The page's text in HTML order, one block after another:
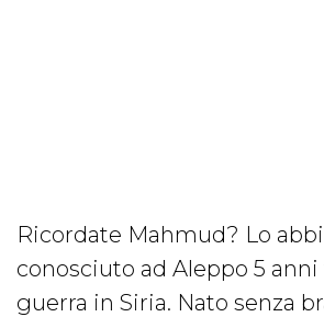
Ricordate Mahmud? Lo
conosciuto ad Aleppo 5 anni
guerra in Siria. Nato senza